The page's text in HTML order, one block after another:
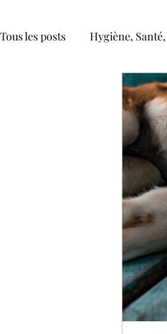
Tous les posts Hygiène,